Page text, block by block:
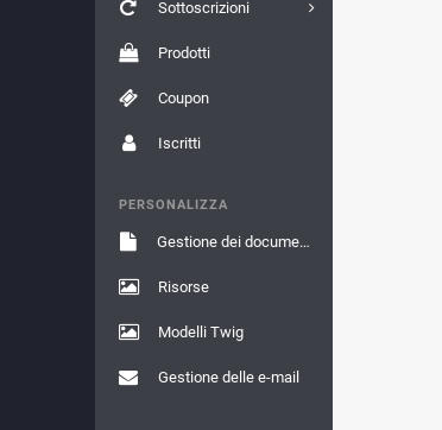
Sottoscrizioni
Prodotti
Coupon
Iscritti
PERSONALIZZA
Gestione dei documenti
Risorse
Modelli Twig
Gestione delle e-mail